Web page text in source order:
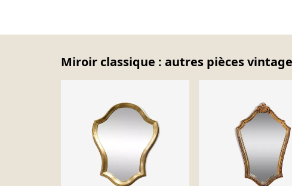
Miroir classique : autres pièces